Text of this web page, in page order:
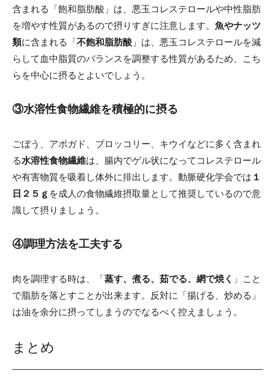
含まれる「飽和脂肪酸」は、悪玉コレステロールや中性脂肪
を増やす性質があるので摂りすぎに注意します。 魚やナッツ
類に含まれる「不飽和脂肪酸 」は、悪玉コレステロールを減
らして血中脂質のバランスを調整する性質があるため、こち
らを中心に摂るとよいでしょう。
③水溶性食物繊維を積極的に摂る
ごぼう、アボガド、ブロッコリー、キウイなどに多く含まれ
る水溶性食物繊維は、腸内でゲル状になってコレステロール
や有害物質を吸着し体外に排出します。動脈硬化学会では １
日２５ｇ を成人の食物繊維摂取量として推奨しているので意
識して摂りましょう。
④調理方法を工夫する
肉を調理する時は、「蒸す、煮る、茹でる、網で焼く 」こと
で脂肪を落とすことが出来ます。反対に「揚げる、炒める」
は油を余分に摂ってしまうのでなるべく控えましょう。
まとめ